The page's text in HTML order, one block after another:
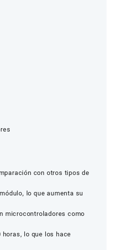
con otros tipos de
lo que aumenta su
microcontroladores como
horas, lo que los hace